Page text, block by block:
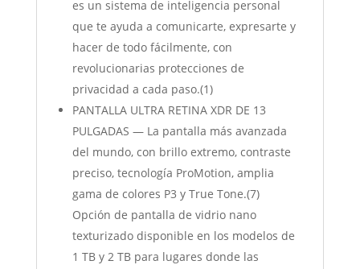
es un sistema de inteligencia personal
que te ayuda a comunicarte, expresarte y
hacer de todo fácilmente, con
revolucionarias protecciones de
privacidad a cada paso.(1)
PANTALLA ULTRA RETINA XDR DE 13
PULGADAS — La pantalla más avanzada
del mundo, con brillo extremo, contraste
preciso, tecnología ProMotion, amplia
gama de colores P3 y True Tone.(7)
Opción de pantalla de vidrio nano
texturizado disponible en los modelos de
1 TB y 2 TB para lugares donde las